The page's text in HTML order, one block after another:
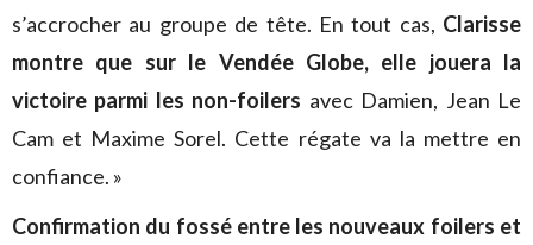
s’accrocher au groupe de tête. En tout cas, Clarisse
montre que sur le Vendée Globe, elle jouera la
victoire parmi les non-foilers avec Damien, Jean Le
Cam et Maxime Sorel. Cette régate va la mettre en
confiance. »
Confirmation du fossé entre les nouveaux foilers et